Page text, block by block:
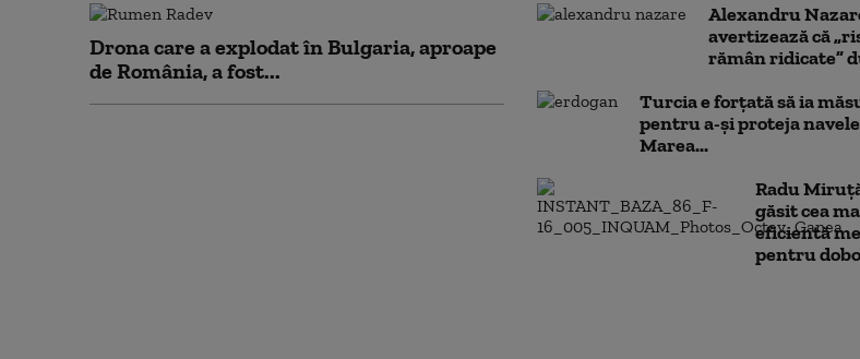
Drona care a explodat în Bulgaria, aproape
de România, a fost...
Alexandru
avertizează că
rămân ridicate”
Turcia e forțată să ia
pentru a-și proteja
Marea...
Radu
găsit cea
eficientă
pentru